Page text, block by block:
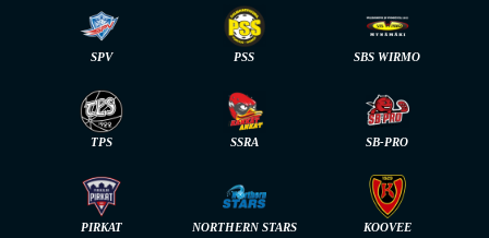
SPV PSS SBS WIRMO
TPS SSRA SB-PRO
PIRKAT NORTHERN STARS KOOVEE